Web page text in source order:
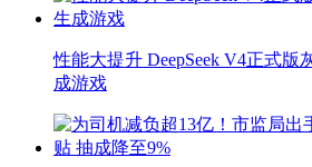
性能大提升 DeepSeek V4正式版
成游戏